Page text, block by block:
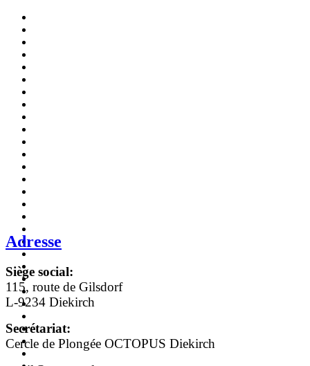
Adresse
Siège social:
115, route de Gilsdorf
L-9234 Diekirch
Secrétariat:
Cercle de Plongée OCTOPUS Diekirch